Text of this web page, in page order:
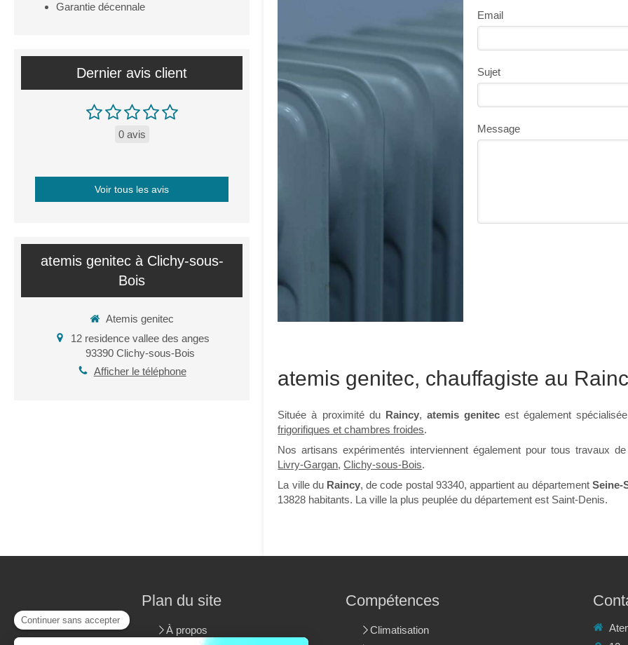
Email
Sujet
Message
atemis genitec, chauffagiste au
Située à proximité du Raincy, atemis genitecest également
frigorifiques et chambres froides.
Nos artisans expérimentés interviennent également pour tous travaux
Livry-Gargan,Clichy-sous-Bois.
La ville du Raincy, de code postal 93340, appartient au département Seine-
13828 habitants. La ville la plus peuplée du département est Saint-Denis.
Garantie décennale
Dernier avis client
0 avis
Voir tous les avis
atemis genitec à Clichy-sous-
Bois
Atemis genitec
12 residence vallee des anges
93390 Clichy-sous-Bois
Afficher le téléphone
Plan du site
À propos
Compétences
Climatisation